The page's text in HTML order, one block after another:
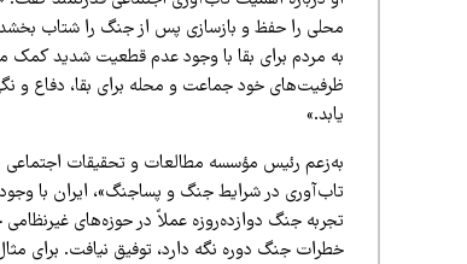
محلی را حفظ و بازسازی پس از جنگ را شتاب
به مردم برای بقا با وجود عدم قطعیت شدید کمک
ظرفیت‌های خود جماعت و محله برای بقا، دفاع و
یابد.»
به‌زعم رئیس مؤسسه مطالعات و تحقیقات
تاب‌آوری در شرایط جنگ و پساجنگ»، ایران با
تجربه جنگ دوازده‌روزه عملاً در حوزه‌های
خطرات جنگ دوره نگه دارد، توفیق نیافت. برای